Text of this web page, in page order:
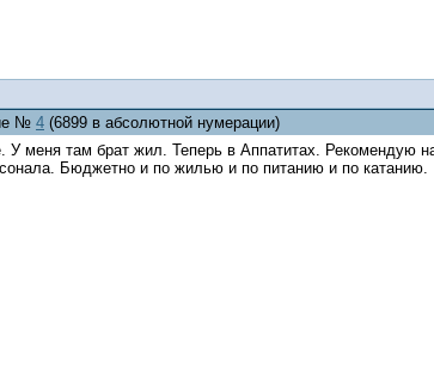
№ 4 (6899 в абсолютной нумерации)
У меня там брат жил. Теперь в Аппатитах. Рекомендую
Бюджетно и по жилью и по питанию и по катанию.